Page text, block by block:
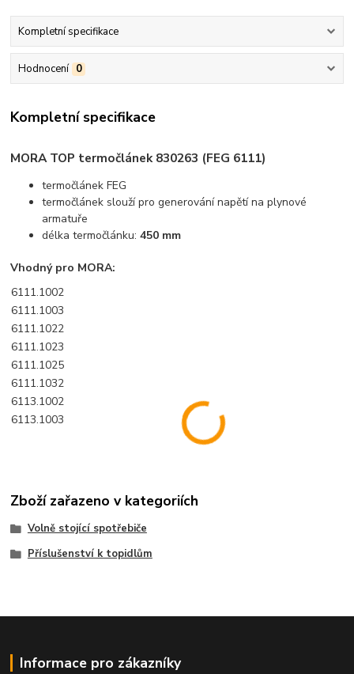
Kompletní specifikace
Hodnocení 0
Kompletní specifikace
MORA TOP termočlánek830263 (FEG 6111)
termočlánek FEG
termočlánek slouží pro generování napětí na plynové
armatuře
délka termočlánku:450 mm
Vhodný pro MORA:
6111.1002
6111.1003
6111.1022
6111.1023
6111.1025
6111.1032
6113.1002
6113.1003
Zboží zařazeno v kategoriích
Volně stojící spotřebiče
Příslušenství k topidlům
Informace pro zákazníky